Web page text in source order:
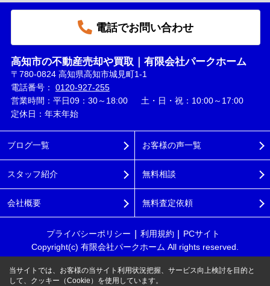
電話でお問い合わせ
高知市の不動産売却や買取｜有限会社パークホーム
〒780-0824 高知県高知市城見町1-1
電話番号： 0120-927-255
営業時間：平日09：30～18:00 土・日・祝：10:00～17:00
定休日：年末年始
ブログ一覧
スタッフ紹介
会社概要
お客様の声一覧
無料相談
無料査定依頼
プライバシーポリシー 利用規約
PCサイト
Copyright(c) 有限会社パークホーム All rights reserved.
当サイトでは、お客様の当サイト利用状況把握、サービス向上検討を目的と
して、クッキー（Cookie）を使用しています。